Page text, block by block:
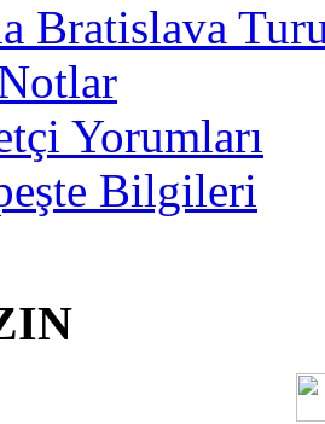
Bratislava
Yorumları
Bilgileri